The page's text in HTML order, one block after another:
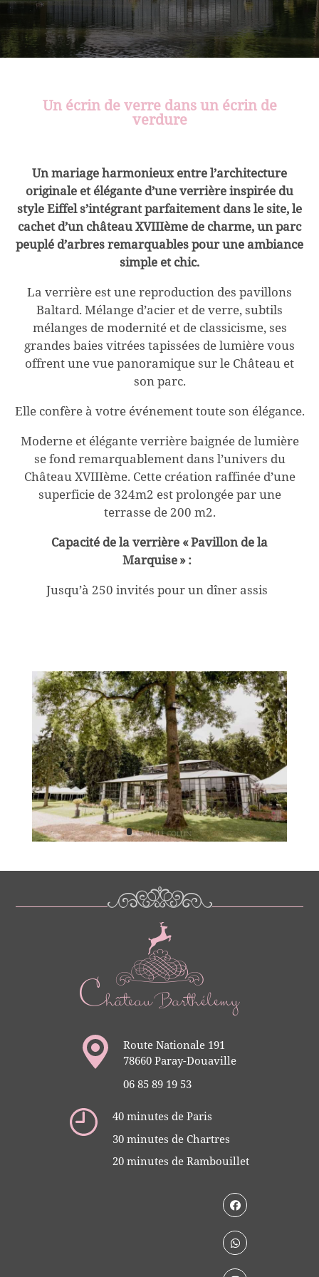
Un écrin de verre dans un écrin de
verdure
Un mariage harmonieux entre l’architecture
originale et élégante d’une verrière inspirée du
style Eiffel s’intégrant parfaitement dans le site, le
cachet d’un château XVIIIème de charme, un parc
peuplé d’arbres remarquables pour une ambiance
simple et chic.
La verrière est une reproduction des pavillons
Baltard. Mélange d’acier et de verre, subtils
mélanges de modernité et de classicisme, ses
grandes baies vitrées tapissées de lumière vous
offrent une vue panoramique sur le Château et
son parc.
Elle confère à votre événement toute son élégance.
Moderne et élégante verrière baignée de lumière
se fond remarquablement dans l’univers du
Château XVIIIème. Cette création raffinée d’une
superficie de 324m2 est prolongée par une
terrasse de 200 m2.
Capacité de la verrière « Pavillon de la
Marquise » :
Jusqu’à 250 invités pour un dîner assis
Route Nationale 191
78660 Paray-Douaville
06 85 89 19 53
40 minutes de Paris
30 minutes de Chartres
20 minutes de Rambouillet